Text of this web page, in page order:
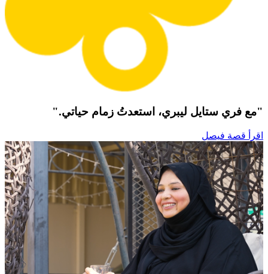
"مع فري ستايل ليبري، استعدتُ زمام حياتي."
اقرأ قصة فيصل